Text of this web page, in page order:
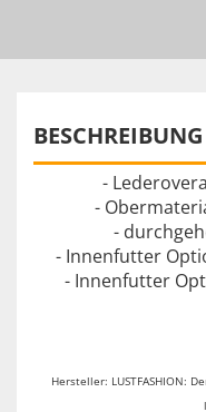
BESCHREIBUNG
-
-
-
- Innenfutter
- Innenfutter
Hersteller: LUSTFASHION: